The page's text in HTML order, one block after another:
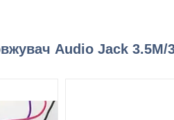
Audio Jack 3.5M/